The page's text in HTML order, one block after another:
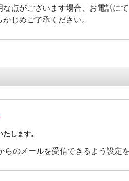
な点がございます場合、お電話に
じめご了承ください。
します。
らのメールを受信できるよう設定